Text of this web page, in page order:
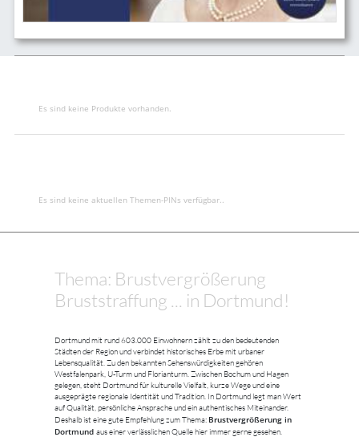
Es sind keine Produkte vorhanden.
Es sind keine aktuellen Themen-PINs verfügbar..
Thema: Brustvergrößerung
Bruststraffung ... in Dortmund!
Dortmund mit rund 603.000 Einwohnern zählt zu den bedeutenden
Städten der Region und verbindet historisches Erbe mit urbaner
Lebensqualität. Zu den bekannten Sehenswürdigkeiten gehören
Westfalenpark, U-Turm und Florianturm. Zwischen Bochum und Hagen
gelegen, steht Dortmund für kulturelle Vielfalt, kurze Wege und eine
ausgeprägte regionale Identität und Tradition. In Dortmund legt man Wert
auf Qualität, persönliche Ansprache und ein authentisches Miteinander.
Deshalb ist eine gute Empfehlung zum Thema: Brustvergrößerung in
Dortmund aus einer verlässlichen Quelle hier immer gerne gesehen.